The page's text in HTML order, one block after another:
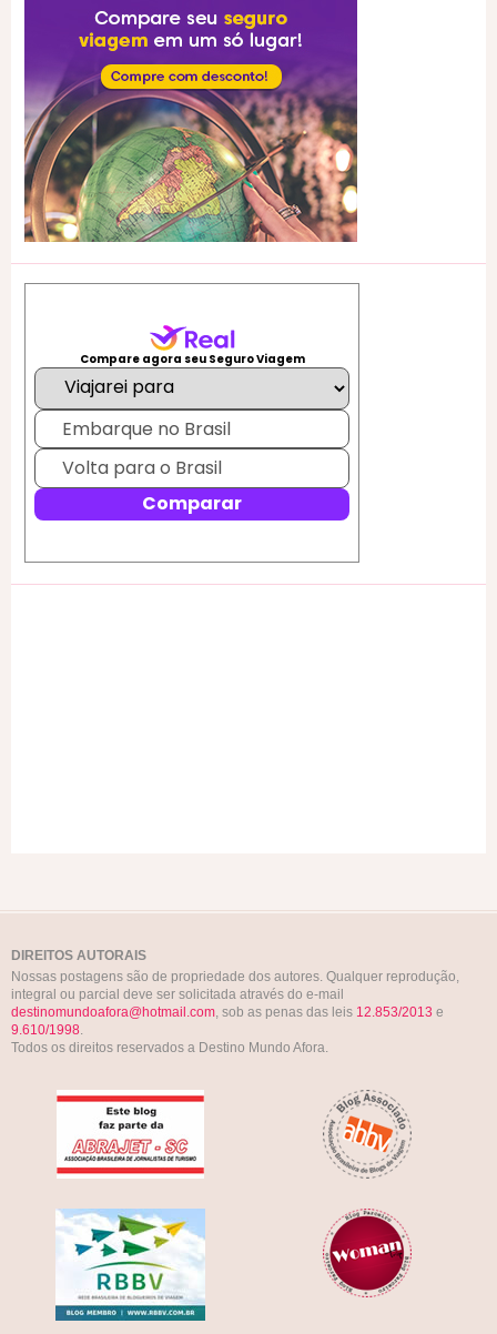
DIREITOS AUTORAIS
Nossas postagens são de propriedade dos autores. Qualquer reprodução,
integral ou parcial deve ser solicitada através do e-mail
destinomundoafora@hotmail.com, sob as penas das leis 12.853/2013 e
9.610/1998.
Todos os direitos reservados a Destino Mundo Afora.